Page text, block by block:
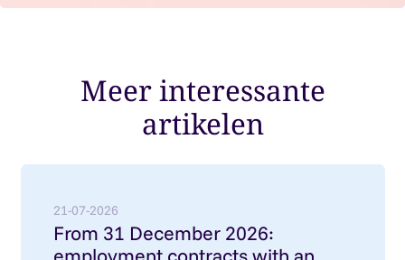
Meer interessante
artikelen
21-07-2026
From 31 December 2026:
employment contracts with an